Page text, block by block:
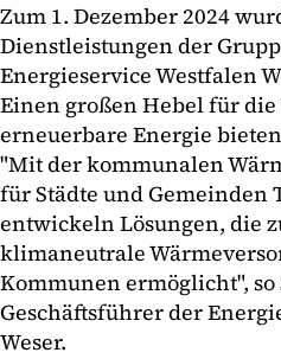
Zum 1. Dezember 2024
Dienstleistungen der
Energieservice Westfalen
Einen großen Hebel für
erneuerbare Energie
"Mit der kommunalen
für Städte und Gemeinden
entwickeln Lösungen, die
klimaneutrale
Kommunen ermöglicht", so
Geschäftsführer der
Weser.